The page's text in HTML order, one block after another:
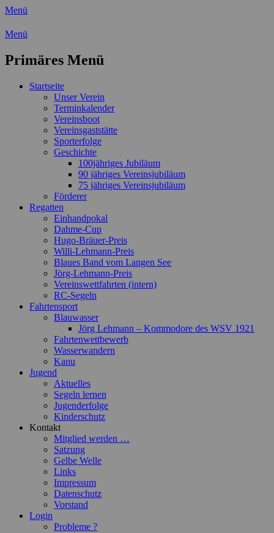
Menü
Wassersport-Verein 1921 e.V.
Freizeit mit der ganzen Familie
Menü
Primäres Menü
Zum
Startseite
Unser Verein
Terminkalender
Vereinsboot
Vereinsgaststätte
Sporterfolge
Geschichte
100jähriges Jubiläum
90 jähriges Vereinsjubiläum
75 jähriges Vereinsjubiläum
Förderer
Regatten
Einhandpokal
Dahme-Cup
Hugo-Bräuer-Preis
Willi-Lehmann-Preis
Blaues Band vom Langen See
Jörg-Lehmann-Preis
Vereinswettfahrten (intern)
RC-Segeln
Fahrtensport
Blauwasser
Jörg Lehmann – Kommodore des WSV 1921
Fahrtenwettbewerb
Wasserwandern
Kanu
Jugend
Aktuelles
Segeln lernen
Jugenderfolge
Kinderschutz
Kontakt
Mitglied werden …
Satzung
Gelbe Welle
Links
Impressum
Datenschutz
Vorstand
Login
Probleme ?